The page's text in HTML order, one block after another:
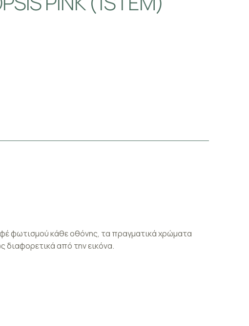
φωτισμού κάθε οθόνης, τα πραγματικά χρώματα
διαφορετικά από την εικόνα.